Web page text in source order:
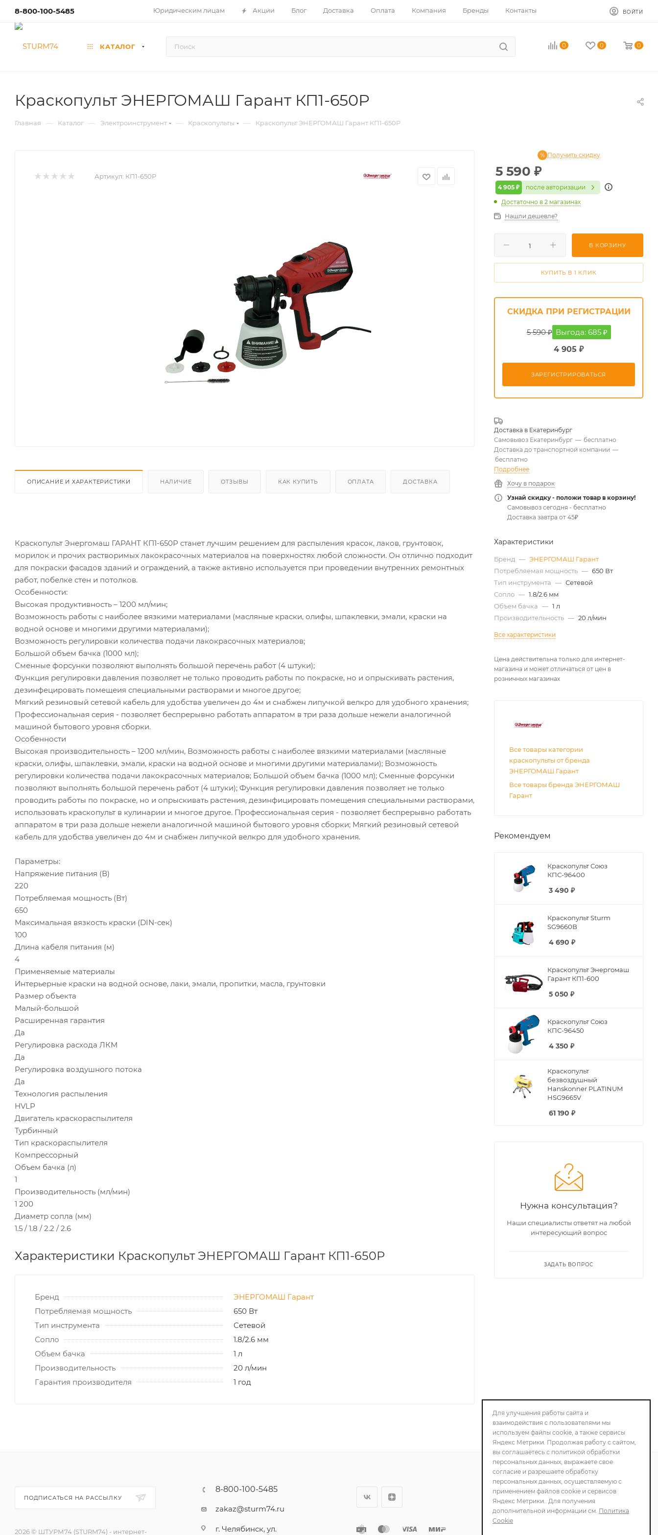
8-800-100-5485 Юридическим лицам Акции Блог Доставка Оплата Компания Бренды Контакты ВОЙТИ
КАТАЛОГ 0 0 0
Краскопульт ЭНЕРГОМАШ Гарант КП1-650Р
Главная — Каталог — Электроинструмент — Краскопульты — Краскопульт ЭНЕРГОМАШ Гарант КП1-650Р
Артикул: КП1-650Р
ОПИСАНИЕ И ХАРАКТЕРИСТИКИ НАЛИЧИЕ ОТЗЫВЫ КАК КУПИТЬ ОПЛАТА ДОСТАВКА
Краскопульт Энергомаш ГАРАНТ КП1-650Р станет лучшим решением для распыления красок, лаков, грунтовок,
морилок и прочих растворимых лакокрасочных материалов на поверхностях любой сложности. Он отлично подходит
для покраски фасадов зданий и ограждений, а также активно используется при проведении внутренних ремонтных
работ, побелке стен и потолков.
Особенности:
Высокая продуктивность – 1200 мл/мин;
Возможность работы с наиболее вязкими материалами (масляные краски, олифы, шпаклевки, эмали, краски на
водной основе и многими другими материалами);
Возможность регулировки количества подачи лакокрасочных материалов;
Большой объем бачка (1000 мл);
Сменные форсунки позволяют выполнять большой перечень работ (4 штуки);
Функция регулировки давления позволяет не только проводить работы по покраске, но и опрыскивать растения,
дезинфецировать помещеия специальными растворами и многое другое;
Мягкий резиновый сетевой кабель для удобства увеличен до 4м и снабжен липучкой велкро для удобного хранения;
Профессиональная серия - позволяет беспрерывно работать аппаратом в три раза дольше нежели аналогичной
машиной бытового уровня сборки.
Особенности
Высокая производительность – 1200 мл/мин, Возможность работы с наиболее вязкими материалами (масляные
краски, олифы, шпаклевки, эмали, краски на водной основе и многими другими материалами); Возможность
регулировки количества подачи лакокрасочных материалов; Большой объем бачка (1000 мл); Сменные форсунки
позволяют выполнять большой перечень работ (4 штуки); Функция регулировки давления позволяет не только
проводить работы по покраске, но и опрыскивать растения, дезинфицировать помещения специальными растворами,
использовать краскопульт в кулинарии и многое другое. Профессиональная серия - позволяет беспрерывно работать
аппаратом в три раза дольше нежели аналогичной машиной бытового уровня сборки; Мягкий резиновый сетевой
кабель для удобства увеличен до 4м и снабжен липучкой велкро для удобного хранения.
Параметры:
Напряжение питания (В)
220
Потребляемая мощность (Вт)
650
Максимальная вязкость краски (DIN-сек)
100
Длина кабеля питания (м)
4
Применяемые материалы
Интерьерные краски на водной основе, лаки, эмали, пропитки, масла, грунтовки
Размер объекта
Малый-большой
Расширенная гарантия
Да
Регулировка расхода ЛКМ
Да
Регулировка воздушного потока
Да
Технология распыления
HVLP
Двигатель краскораспылителя
Турбинный
Тип краскораспылителя
Компрессорный
Объем бачка (л)
1
Производительность (мл/мин)
1 200
Диаметр сопла (мм)
1.5 / 1.8 / 2.2 / 2.6
Характеристики Краскопульт ЭНЕРГОМАШ Гарант КП1-650Р
Бренд
ЭНЕРГОМАШ Гарант
Потребляемая мощность
650 Вт
Тип инструмента
Сетевой
Сопло
1.8/2.6 мм
Объем бачка
1 л
Производительность
20 л/мин
Гарантия производителя
1 год
5 590 ₽
4 905 ₽ после авторизации
Получить скидку
Достаточно в 2 магазинах
Нашли дешевле?
В КОРЗИНУ
КУПИТЬ В 1 КЛИК
СКИДКА ПРИ РЕГИСТРАЦИИ
5 590 ₽ Выгода: 685 ₽
4 905 ₽
ЗАРЕГИСТРИРОВАТЬСЯ
Доставка в Екатеринбург
Самовывоз Екатеринбург — бесплатно
Доставка до транспортной компании —
бесплатно
Подробнее
Хочу в подарок
Узнай скидку - положи товар в корзину!
Самовывоз сегодня - бесплатно
Доставка завтра от 45₽
Характеристики
Бренд — ЭНЕРГОМАШ Гарант
Потребляемая мощность — 650 Вт
Тип инструмента — Сетевой
Сопло — 1.8/2.6 мм
Объем бачка — 1 л
Производительность — 20 л/мин
Все характеристики
Цена действительна только для интернет-
магазина и может отличаться от цен в
розничных магазинах
Все товары категории
краскопульты от бренда
ЭНЕРГОМАШ Гарант
Все товары бренда ЭНЕРГОМАШ
Гарант
Рекомендуем
Краскопульт Союз
КПС-96400
3 490 ₽
Краскопульт Sturm
SG9660B
4 690 ₽
Краскопульт Энергомаш
Гарант КП1-600
5 050 ₽
Краскопульт Союз
КПС-96450
4 350 ₽
Краскопульт
безвоздушный
Hanskonner PLATINUM
HSG9665V
61 190 ₽
Нужна консультация?
Наши специалисты ответят на любой
интересующий вопрос
ЗАДАТЬ ВОПРОС
ПОДПИСАТЬСЯ НА РАССЫЛКУ
2026 © ШТУРМ74 (STURM74) - интернет-
8-800-100-5485
zakaz@sturm74.ru
г. Челябинск, ул.
ПОЛИТИКА
КОНФИДЕНЦИАЛЬНОСТИ
Для улучшения работы сайта и
взаимодействия с пользователями мы
используем файлы cookie, а также сервисы
Яндекс Метрики. Продолжая работу с сайтом,
вы соглашаетесь с политикой обработки
персональных данных, выражаете свое
согласие и разрешаете обработку
персональных данных, осуществляемую с
применением файлов cookie и сервисов
Яндекс Метрики.. Для получения
дополнительной информации см. Политика
Cookie